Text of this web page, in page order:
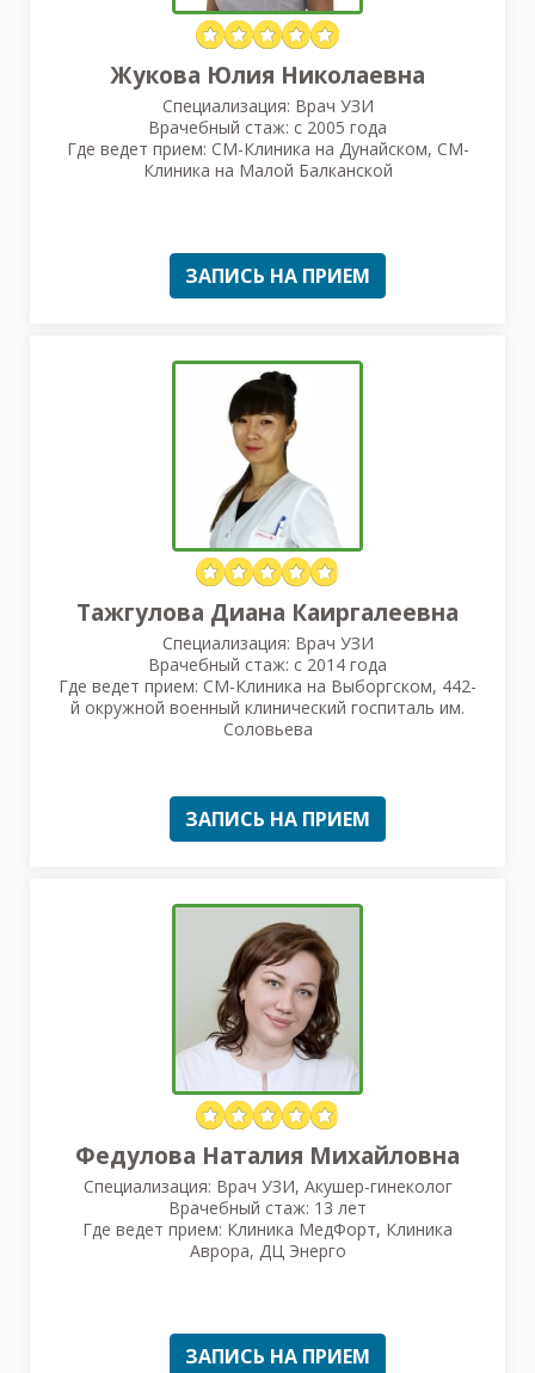
Жукова Юлия Николаевна
Специализация: Врач УЗИ
Врачебный стаж: с 2005 года
Где ведет прием: СМ-Клиника на Дунайском, СМ-
Клиника на Малой Балканской
ЗАПИСЬ НА ПРИЕМ
Тажгулова Диана Каиргалеевна
Специализация: Врач УЗИ
Врачебный стаж: с 2014 года
Где ведет прием: СМ-Клиника на Выборгском, 442-
й окружной военный клинический госпиталь им.
Соловьева
ЗАПИСЬ НА ПРИЕМ
Федулова Наталия Михайловна
Специализация: Врач УЗИ, Акушер-гинеколог
Врачебный стаж: 13 лет
Где ведет прием: Клиника МедФорт, Клиника
Аврора, ДЦ Энерго
ЗАПИСЬ НА ПРИЕМ